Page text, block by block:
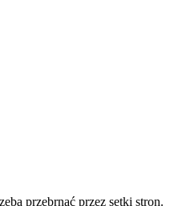
przebrnąć przez setki stron.